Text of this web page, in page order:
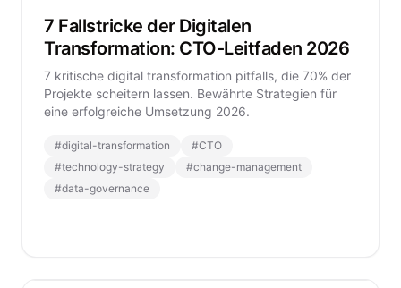
7 Fallstricke der Digitalen
Transformation: CTO-Leitfaden 2026
7 kritische digital transformation pitfalls, die 70% der
Projekte scheitern lassen. Bewährte Strategien für
eine erfolgreiche Umsetzung 2026.
#digital-transformation #CTO
#technology-strategy #change-management
#data-governance